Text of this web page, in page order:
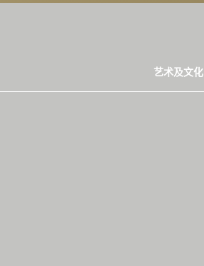
艺术及文化